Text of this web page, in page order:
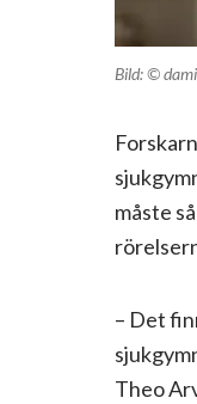
Bild: ©
måste
– Det
Theo